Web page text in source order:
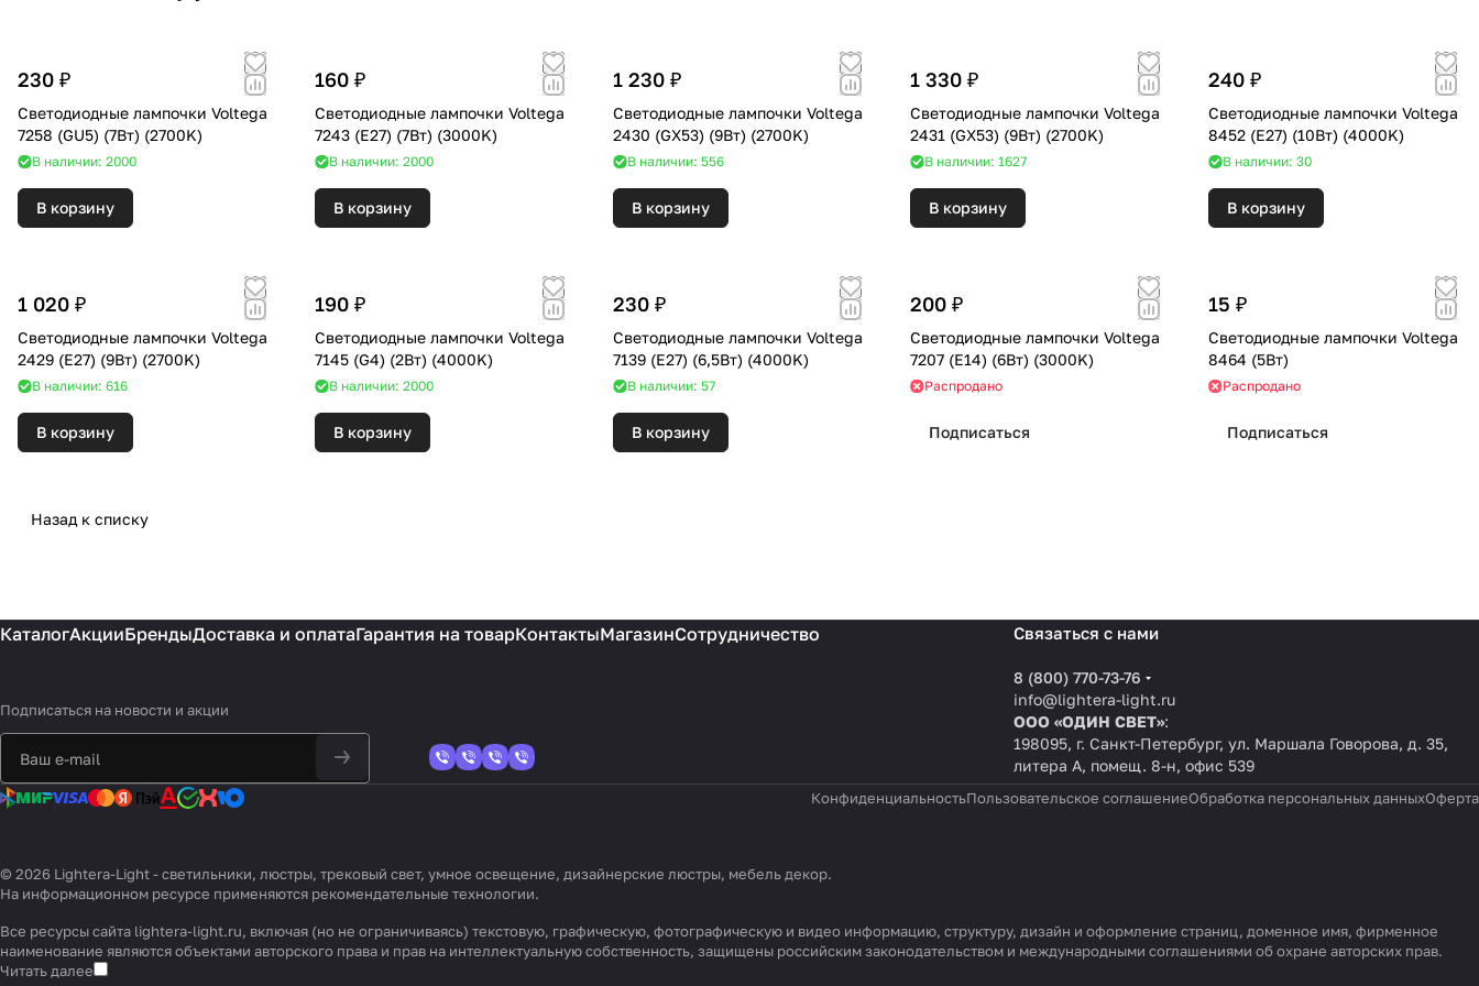
230 ₽
Светодиодные лампочки Voltega
7258 (GU5) (7Вт) (2700K)
В наличии: 2000
В корзину
160 ₽
Светодиодные лампочки Voltega
7243 (E27) (7Вт) (3000K)
В наличии: 2000
В корзину
1 230 ₽
Светодиодные лампочки Voltega
2430 (GX53) (9Вт) (2700K)
В наличии: 556
В корзину
1 330 ₽
Светодиодные лампочки Voltega
2431 (GX53) (9Вт) (2700K)
В наличии: 1627
В корзину
240 ₽
Светодиодные лампочки Voltega
8452 (E27) (10Вт) (4000K)
В наличии: 30
В корзину
1 020 ₽
Светодиодные лампочки Voltega
2429 (E27) (9Вт) (2700K)
В наличии: 616
В корзину
190 ₽
Светодиодные лампочки Voltega
7145 (G4) (2Вт) (4000K)
В наличии: 2000
В корзину
230 ₽
Светодиодные лампочки Voltega
7139 (E27) (6,5Вт) (4000K)
В наличии: 57
В корзину
200 ₽
Светодиодные лампочки Voltega
7207 (E14) (6Вт) (3000K)
Распродано
Подписаться
15 ₽
Светодиодные лампочки Voltega
8464 (5Вт)
Распродано
Подписаться
Назад к списку
КаталогАкцииБрендыДоставка и оплатаГарантия на товарКонтактыМагазинСотрудничество
Подписаться на новости и акции
Связаться с нами
8 (800) 770-73-76
info@lightera-light.ru
ООО «ОДИН СВЕТ»:
198095, г. Санкт-Петербург, ул. Маршала Говорова, д. 35,
литера А, помещ. 8-н, офис 539
КонфиденциальностьПользовательское соглашениеОбработка персональных данныхОферта
© 2026 Lightera-Light - светильники, люстры, трековый свет, умное освещение, дизайнерские люстры, мебель декор.
На информационном ресурсе применяются рекомендательные технологии.
Все ресурсы сайта lightera-light.ru, включая (но не ограничиваясь) текстовую, графическую, фотографическую и видео информацию, структуру, дизайн и оформление страниц, доменное имя, фирменное
наименование являются объектами авторского права и прав на интеллектуальную собственность, защищены российским законодательством и международными соглашениями об охране авторских прав.
Читать далее